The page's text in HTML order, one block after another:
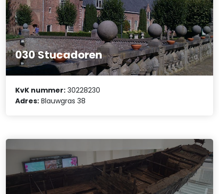
030 Stucadoren
KvK nummer: 30228230
Adres: Blauwgras 38